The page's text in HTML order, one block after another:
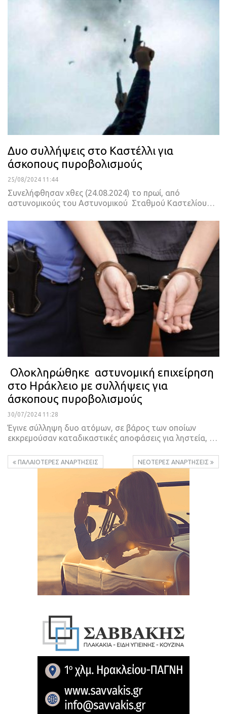
Δυο συλλήψεις στο Καστέλλι για
άσκοπους πυροβολισμούς
25/08/2024 11:44
Συνελήφθησαν χθες (24.08.2024) το πρωί, από
αστυνομικούς του Αστυνομικού Σταθμού Καστελίου…
Ολοκληρώθηκε αστυνομική επιχείρηση
στο Ηράκλειο με συλλήψεις για
άσκοπους πυροβολισμούς
30/07/2024 11:28
Έγινε σύλληψη δυο ατόμων, σε βάρος των οποίων
εκκρεμούσαν καταδικαστικές αποφάσεις για ληστεία, …
ΠΑΛΑΙΌΤΕΡΕΣ ΑΝΑΡΤΉΣΕΙΣ ΝΕΌΤΕΡΕΣ ΑΝΑΡΤΉΣΕΙΣ